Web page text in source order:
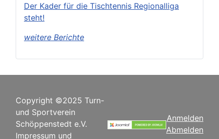
Der Kader für die Tischtennis Regionalliga
steht!
weitere Berichte
Copyright ©2025 Turn-
und Sportverein
Schöppenstedt e.V.
Impressum und
Anmelden
Abmelden